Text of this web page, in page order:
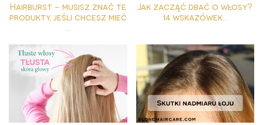
Hairburst - musisz znać te
produkty, jeśli chcesz mieć
Jak zacząć dbać o włosy?
14 wskazówek...